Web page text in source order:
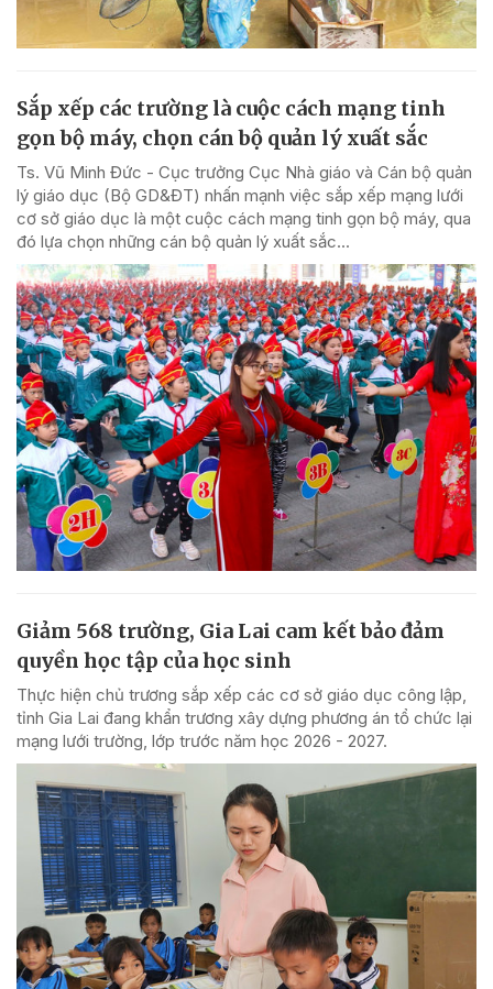
Sắp xếp các trường là cuộc cách mạng tinh
gọn bộ máy, chọn cán bộ quản lý xuất sắc
Ts. Vũ Minh Đức - Cục trưởng Cục Nhà giáo và Cán bộ quản
lý giáo dục (Bộ GD&ĐT) nhấn mạnh việc sắp xếp mạng lưới
cơ sở giáo dục là một cuộc cách mạng tinh gọn bộ máy, qua
đó lựa chọn những cán bộ quản lý xuất sắc...
Giảm 568 trường, Gia Lai cam kết bảo đảm
quyền học tập của học sinh
Thực hiện chủ trương sắp xếp các cơ sở giáo dục công lập,
tỉnh Gia Lai đang khẩn trương xây dựng phương án tổ chức lại
mạng lưới trường, lớp trước năm học 2026 - 2027.